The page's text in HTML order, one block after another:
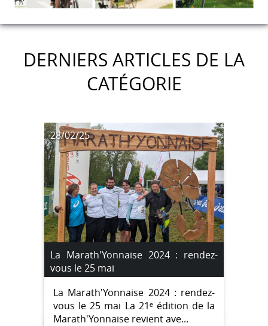
DERNIERS ARTICLES DE LA
CATÉGORIE
28/02/25
La Marath'Yonnaise 2024 : rendez-
vous le 25 mai
La Marath'Yonnaise 2024 : rendez-
vous le 25 mai La 21ᵉ édition de la
Marath'Yonnaise revient ave...